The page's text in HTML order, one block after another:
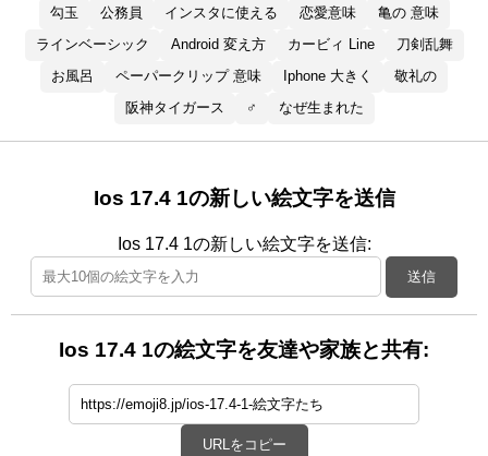
勾玉
公務員 インスタに使える 恋愛意味
亀の 意味
ラインベーシック
Android 変え方 カービィ Line
刀剣乱舞
お風呂
ペーパークリップ 意味 Iphone 大きく
敬礼の
阪神タイガース
♂ なぜ生まれた
Ios 17.4 1の新しい絵文字を送信
Ios 17.4 1の新しい絵文字を送信:
送信
Ios 17.4 1の絵文字を友達や家族と共有:
URLをコピー